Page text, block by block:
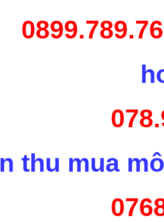
thu mua